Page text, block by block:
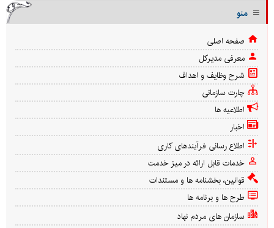
منو
صفحه اصلی
معرفی مدیرکل
شرح وظایف و اهداف
چارت سازمانی
اطلاعیه ها
اخبار
اطلاع رسانی فرآیندهای کاری
خدمات قابل ارائه در میز خدمت
قوانین، بخشنامه ها و مستندات
طرح ها و برنامه ها
سازمان های مردم نهاد